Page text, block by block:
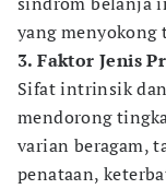
yang
3. Faktor Jenis
Sifat intrinsik
mendorong
varian beragam,
penataan,